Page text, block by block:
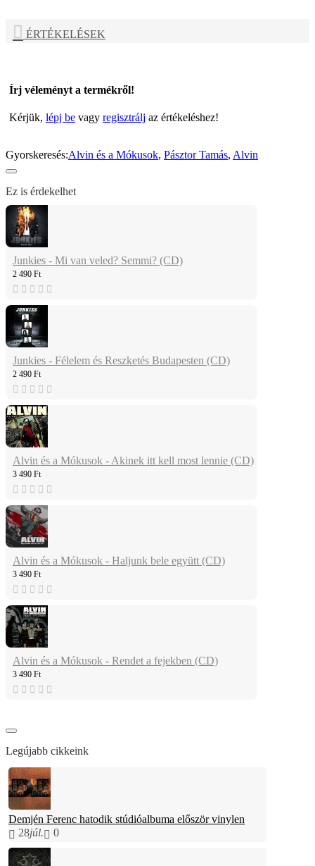
ÉRTÉKELÉSEK
Írj véleményt a termékről!
Kérjük, lépj be vagy regisztrálj az értékeléshez!
Gyorskeresés:Alvin és a Mókusok, Pásztor Tamás, Alvin
Ez is érdekelhet
Junkies - Mi van veled? Semmi? (CD)
2 490 Ft
Junkies - Félelem és Reszketés Budapesten (CD)
2 490 Ft
Alvin és a Mókusok - Akinek itt kell most lennie (CD)
3 490 Ft
Alvin és a Mókusok - Haljunk bele együtt (CD)
3 490 Ft
Alvin és a Mókusok - Rendet a fejekben (CD)
3 490 Ft
Legújabb cikkeink
Demjén Ferenc hatodik stúdióalbuma először vinylen
28júl. 0